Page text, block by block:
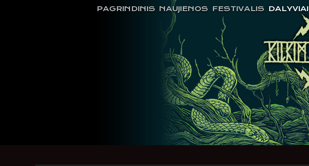
PAGRINDINIS NAUJIENOS FESTIVALIS DALYVIAI